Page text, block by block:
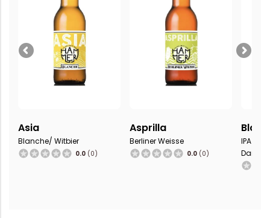
Asia
Blanche/ Witbier
0.0 (0)
Asprilla
Berliner Weisse
0.0 (0)
IPA -
Dark Ale